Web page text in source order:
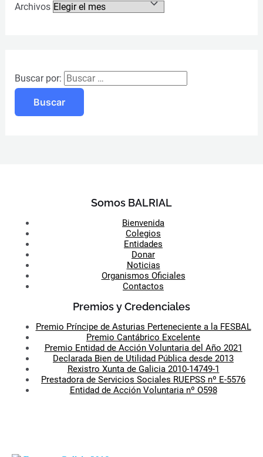
Archivos
Buscar por:
Somos BALRIAL
Bienvenida
Colegios
Entidades
Donar
Noticias
Organismos Oficiales
Contactos
Premios y Credenciales
Premio Príncipe de Asturias Perteneciente a la FESBAL
Premio Cantábrico Excelente
Premio Entidad de Acción Voluntaria del Año 2021
Declarada Bien de Utilidad Pública desde 2013
Rexistro Xunta de Galicia 2010-14749-1
Prestadora de Servicios Sociales RUEPSS nº E-5576
Entidad de Acción Voluntaria nº O598